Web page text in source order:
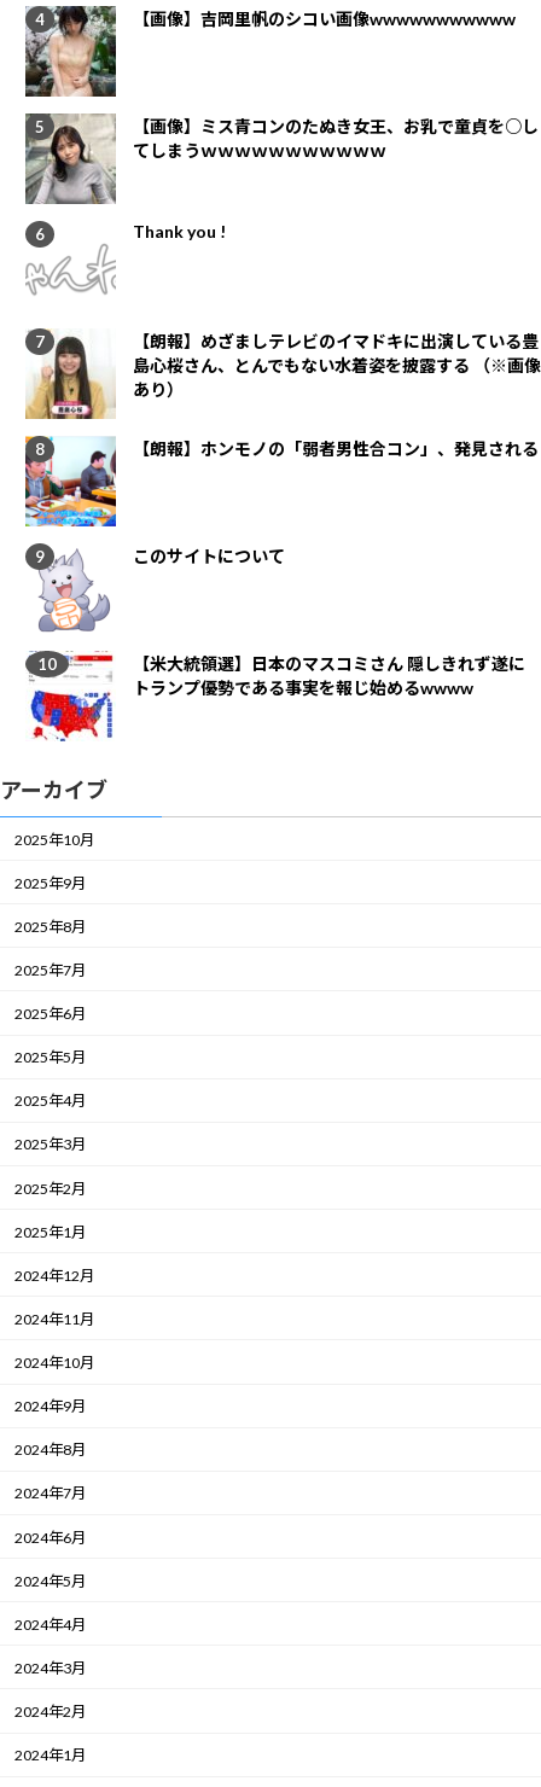
【画像】吉岡里帆のシコい画像wwwwwwwwwww
【画像】ミス青コンのたぬき女王、お乳で童貞を○し
てしまうｗｗｗｗｗｗｗｗｗｗｗ
Thank you !
【朗報】めざましテレビのイマドキに出演している豊
島心桜さん、とんでもない水着姿を披露する （※画像
あり）
【朗報】ホンモノの「弱者男性合コン」、発見される
このサイトについて
【米大統領選】日本のマスコミさん 隠しきれず遂に
トランプ優勢である事実を報じ始めるwwww
アーカイブ
2025年10月
2025年9月
2025年8月
2025年7月
2025年6月
2025年5月
2025年4月
2025年3月
2025年2月
2025年1月
2024年12月
2024年11月
2024年10月
2024年9月
2024年8月
2024年7月
2024年6月
2024年5月
2024年4月
2024年3月
2024年2月
2024年1月